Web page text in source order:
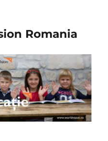
Romania